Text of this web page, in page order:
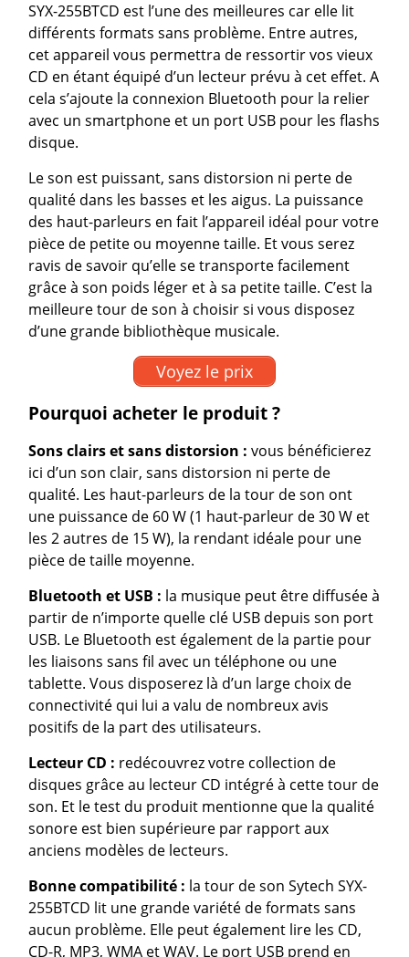
SYX-255BTCD est l’une des meilleures car elle lit
différents formats sans problème. Entre autres,
cet appareil vous permettra de ressortir vos vieux
CD en étant équipé d’un lecteur prévu à cet effet. A
cela s’ajoute la connexion Bluetooth pour la relier
avec un smartphone et un port USB pour les flashs
disque.
Le son est puissant, sans distorsion ni perte de
qualité dans les basses et les aigus. La puissance
des haut-parleurs en fait l’appareil idéal pour votre
pièce de petite ou moyenne taille. Et vous serez
ravis de savoir qu’elle se transporte facilement
grâce à son poids léger et à sa petite taille. C’est la
meilleure tour de son à choisir si vous disposez
d’une grande bibliothèque musicale.
Voyez le prix
Pourquoi acheter le produit ?
Sons clairs et sans distorsion : vous bénéficierez
ici d’un son clair, sans distorsion ni perte de
qualité. Les haut-parleurs de la tour de son ont
une puissance de 60 W (1 haut-parleur de 30 W et
les 2 autres de 15 W), la rendant idéale pour une
pièce de taille moyenne.
Bluetooth et USB : la musique peut être diffusée à
partir de n’importe quelle clé USB depuis son port
USB. Le Bluetooth est également de la partie pour
les liaisons sans fil avec un téléphone ou une
tablette. Vous disposerez là d’un large choix de
connectivité qui lui a valu de nombreux avis
positifs de la part des utilisateurs.
Lecteur CD : redécouvrez votre collection de
disques grâce au lecteur CD intégré à cette tour de
son. Et le test du produit mentionne que la qualité
sonore est bien supérieure par rapport aux
anciens modèles de lecteurs.
Bonne compatibilité : la tour de son Sytech SYX-
255BTCD lit une grande variété de formats sans
aucun problème. Elle peut également lire les CD,
CD-R, MP3, WMA et WAV. Le port USB prend en